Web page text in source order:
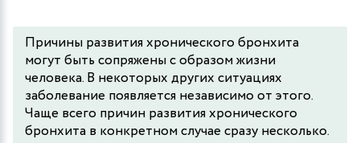
Причины развития хронического бронхита
могут быть сопряжены с образом жизни
человека. В некоторых других ситуациях
заболевание появляется независимо от этого.
Чаще всего причин развития хронического
бронхита в конкретном случае сразу несколько.